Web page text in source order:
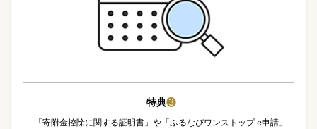
特典❸
「寄附金控除に関する証明書」や「ふるなびワンストップ e申請」